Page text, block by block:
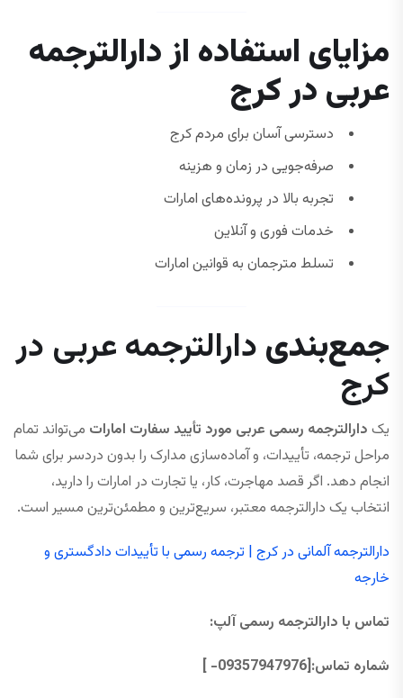
مزایای استفاده از دارالترجمه
عربی در کرج
دسترسی آسان برای مردم کرج
صرفه‌جویی در زمان و هزینه
تجربه بالا در پرونده‌های امارات
خدمات فوری و آنلاین
تسلط مترجمان به قوانین امارات
جمع‌بندیدارالترجمه عربی در
کرج
یک دارالترجمه رسمی عربی مورد تأیید سفارت امارات می‌تواند تمام
مراحل ترجمه، تأییدات، و آماده‌سازی مدارک را بدون دردسر برای شما
انجام دهد. اگر قصد مهاجرت، کار، یا تجارت در امارات را دارید،
انتخاب یک دارالترجمه معتبر، سریع‌ترین و مطمئن‌ترین مسیر است.
دارالترجمه آلمانی در کرج | ترجمه رسمی با تأییدات دادگستری و
خارجه
تماس با دارالترجمه رسمی آلپ:
شماره تماس:[09357947976- ]